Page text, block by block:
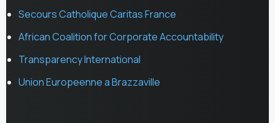
Secours Catholique Caritas France
African Coalition for Corporate Accountability
Transparency International
Union Europeenne a Brazzaville